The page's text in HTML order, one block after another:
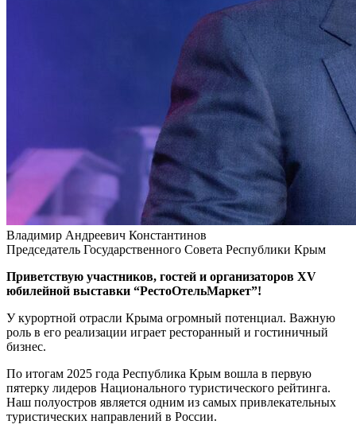
Владимир Андреевич Константинов
Председатель Государственного Совета Республики Крым
Приветствую участников, гостей и организаторов XV
юбилейной выставки “РестоОтельМаркет”!
У курортной отрасли Крыма огромный потенциал. Важную
роль в его реализации играет ресторанный и гостиничный
бизнес.
По итогам 2025 года Республика Крым вошла в первую
пятерку лидеров Национального туристического рейтинга.
Наш полуостров является одним из самых привлекательных
туристических направлений в России.